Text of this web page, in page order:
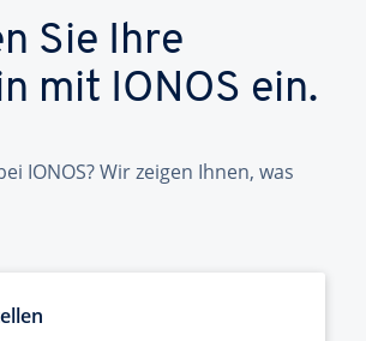
Sie Ihre
mit IONOS ein.
IONOS? Wir zeigen Ihnen, was